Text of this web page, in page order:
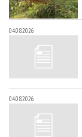
04.08.2026
04.08.2026